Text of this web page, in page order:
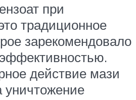
при
традиционное
зарекомендовало
действие мази
уничтожение